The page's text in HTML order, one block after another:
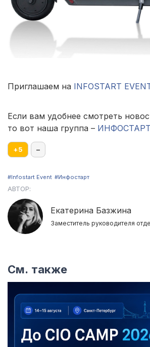
Приглашаем на INFOSTART
Если вам удобнее смотреть
то вот наша группа – ИНФОСТАРТ
+5 –
#Infostart Event #Инфостарт
АВТОР:
Екатерина Базжина
Заместитель руководителя
См. также